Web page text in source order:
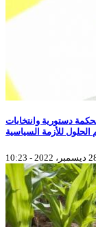
دستورية وانتخابات